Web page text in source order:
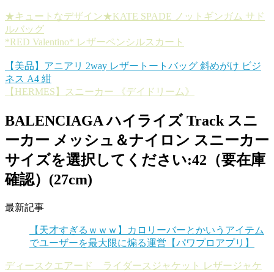
★キュートなデザイン★KATE SPADE ノットギンガム サド
ルバッグ
*RED Valentino* レザーペンシルスカート
【美品】アニアリ 2way レザートートバッグ 斜めがけ ビジ
ネス A4 紺
【HERMES】スニーカー 《デイドリーム》
BALENCIAGA ハイライズ Track スニ
ーカー メッシュ＆ナイロン スニーカー
サイズを選択してください:42（要在庫
確認）(27cm)
最新記事
【天才すぎるｗｗｗ】カロリーバーとかいうアイテム
でユーザーを最大限に煽る運営【パワプロアプリ】
ディースクエアード ライダースジャケット レザージャケ